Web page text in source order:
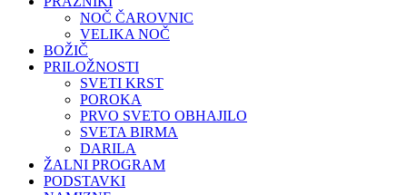
NOČ ČAROVNIC
VELIKA NOČ
BOŽIČ
PRILOŽNOSTI
SVETI KRST
POROKA
PRVO SVETO OBHAJILO
SVETA BIRMA
DARILA
ŽALNI PROGRAM
PODSTAVKI